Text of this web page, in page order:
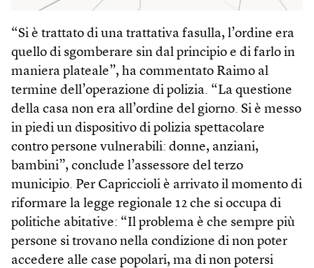
“Si è trattato di una trattativa fasulla, l’ordine era
quello di sgomberare sin dal principio e di farlo in
maniera plateale”, ha commentato Raimo al
termine dell’operazione di polizia. “La questione
della casa non era all’ordine del giorno. Si è messo
in piedi un dispositivo di polizia spettacolare
contro persone vulnerabili: donne, anziani,
bambini”, conclude l’assessore del terzo
municipio. Per Capriccioli è arrivato il momento di
riformare la legge regionale 12 che si occupa di
politiche abitative: “Il problema è che sempre più
persone si trovano nella condizione di non poter
accedere alle case popolari, ma di non potersi